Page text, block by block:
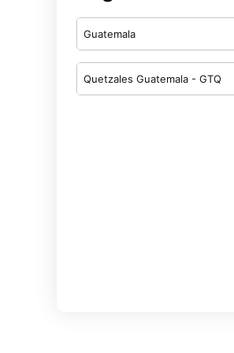
Guatemala
Quetzales Guatemala - GTQ